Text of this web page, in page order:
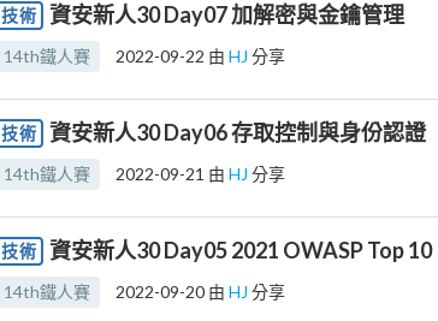
技術 資安新人30 Day07 加解密與金鑰管理
14th鐵人賽 2022-09-22 由 HJ 分享
技術 資安新人30 Day06 存取控制與身份認證
14th鐵人賽 2022-09-21 由 HJ 分享
技術 資安新人30 Day05 2021 OWASP Top 10
14th鐵人賽 2022-09-20 由 HJ 分享